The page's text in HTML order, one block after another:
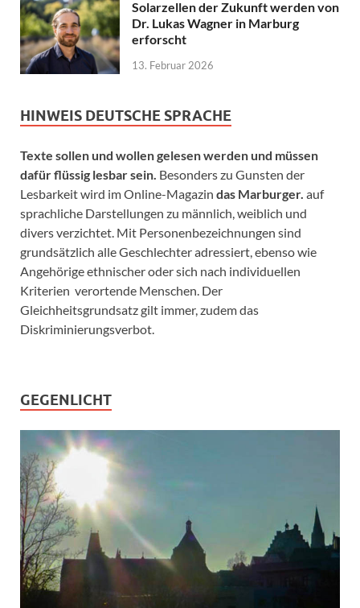
Solarzellen der Zukunft werden von
Dr. Lukas Wagner in Marburg
erforscht
13. Februar 2026
HINWEIS DEUTSCHE SPRACHE
Texte sollen und wollen gelesen werden und müssen
dafür flüssig lesbar sein. Besonders zu Gunsten der
Lesbarkeit wird im Online-Magazin das Marburger. auf
sprachliche Darstellungen zu männlich, weiblich und
divers verzichtet. Mit Personenbezeichnungen sind
grundsätzlich alle Geschlechter adressiert, ebenso wie
Angehörige ethnischer oder sich nach individuellen
Kriterien verortende Menschen. Der
Gleichheitsgrundsatz gilt immer, zudem das
Diskriminierungsverbot.
GEGENLICHT